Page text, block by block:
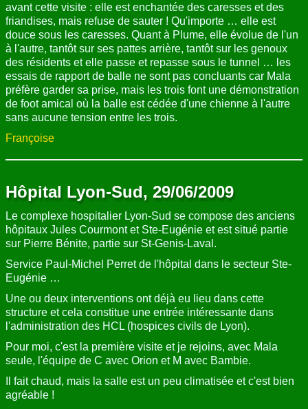
avant cette visite : elle est enchantée des caresses et des
friandises, mais refuse de sauter ! Qu'importe … elle est
douce sous les caresses. Quant à Plume, elle évolue de l'un
à l'autre, tantôt sur ses pattes arrière, tantôt sur les genoux
des résidents et elle passe et repasse sous le tunnel … les
essais de rapport de balle ne sont pas concluants car Mala
préfère garder sa prise, mais les trois font une démonstration
de foot amical où la balle est cédée d'une chienne à l'autre
sans aucune tension entre les trois.
Françoise
Hôpital Lyon-Sud, 29/06/2009
Le complexe hospitalier Lyon-Sud se compose des anciens
hôpitaux Jules Courmont et Ste-Eugénie et est situé partie
sur Pierre Bénite, partie sur St-Genis-Laval.
Service Paul-Michel Perret de l'hôpital dans le secteur Ste-
Eugénie …
Une ou deux interventions ont déjà eu lieu dans cette
structure et cela constitue une entrée intéressante dans
l'administration des HCL (hospices civils de Lyon).
Pour moi, c'est la première visite et je rejoins, avec Mala
seule, l'équipe de C avec Orion et M avec Bambie.
Il fait chaud, mais la salle est un peu climatisée et c'est bien
agréable !